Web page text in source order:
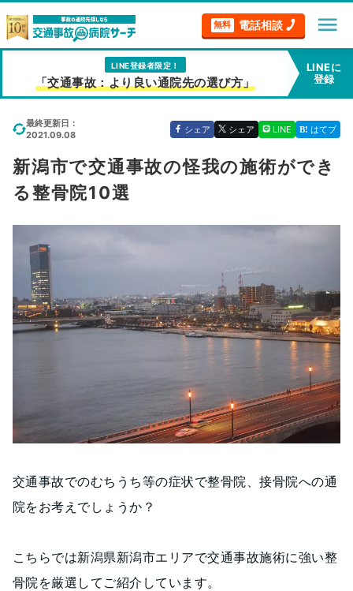
無料 電話相談 menu
LINE登録者限定！
「交通事故：より良い通院先の選び方」
LINEに
登録
最終更新日：
2021.09.08
シェア シェア LINE はてブ
新潟市で交通事故の怪我の施術ができ
る整骨院10選
交通事故でのむちうち等の症状で整骨院、接骨院への通
院をお考えでしょうか？
こちらでは新潟県新潟市エリアで交通事故施術に強い整
骨院を厳選してご紹介しています。